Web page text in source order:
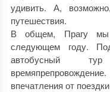
удивить. А,
путешествия.
В общем, Прагу
следующем году.
автобусный
впечатления от